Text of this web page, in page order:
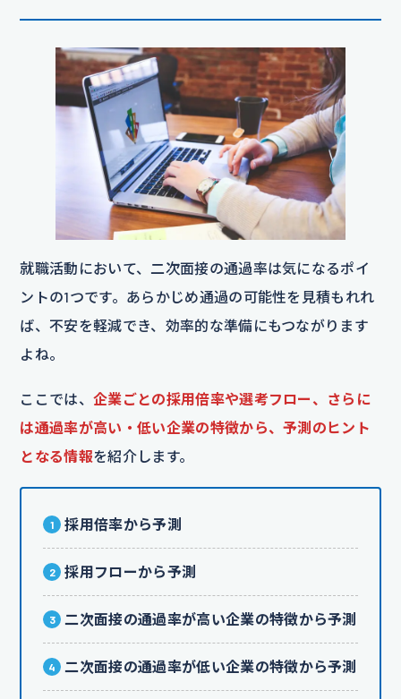
就職活動において、二次面接の通過率は気になるポイ
ントの1つです。あらかじめ通過の可能性を見積もれれ
ば、不安を軽減でき、効率的な準備にもつながります
よね。
ここでは、 企業ごとの採用倍率や選考フロー、さらに
は通過率が高い・低い企業の特徴から、予測のヒント
となる情報を紹介します。
採用倍率から予測
採用フローから予測
二次面接の通過率が高い企業の特徴から予測
二次面接の通過率が低い企業の特徴から予測